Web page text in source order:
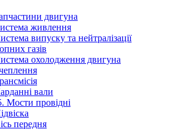
двигуна
живлення
випуску та нейтралізації
газів
охолодження двигуна
вали
Мости провідні
передня